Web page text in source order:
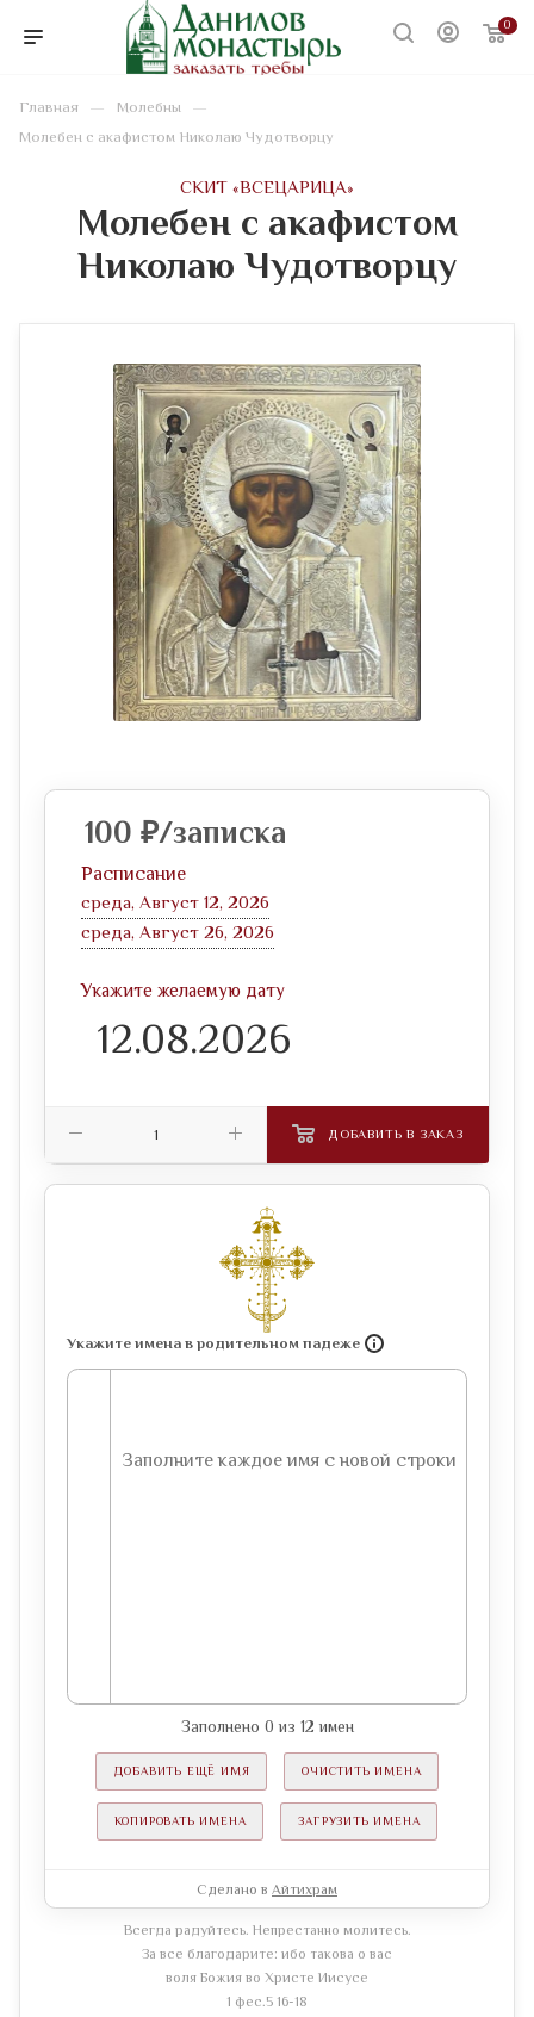
0
Главная — Молебны —
Молебен с акафистом Николаю Чудотворцу
CКИТ «ВСЕЦАРИЦА»
Молебен с акафистом
Николаю Чудотворцу
Укажите имена в родительном падеже
Заполнено 0 из 12 имен
ДОБАВИТЬ ЕЩЁ ИМЯ ОЧИСТИТЬ ИМЕНА
КОПИРОВАТЬ ИМЕНА ЗАГРУЗИТЬ ИМЕНА
Сделано в Айтихрам
Всегда радуйтесь. Непрестанно молитесь.
За все благодарите: ибо такова о вас
воля Божия во Христе Иисусе
1 фес.5 16-18
100 ₽/записка
Расписание
среда, Август 12, 2026
среда, Август 26, 2026
Укажите желаемую дату
ДОБАВИТЬ В ЗАКАЗ